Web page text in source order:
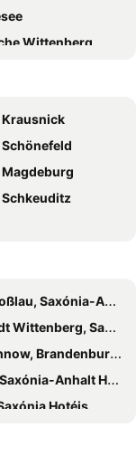
Wittenberg
Pretzsch
Center
Krausnick
Saxónia-Anhalt Hotéis
Saxónia-Anhalt Hotéis
Brandenburgo Hotéis
Anhalt Hotéis
Hotéis